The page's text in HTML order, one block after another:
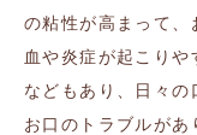
の粘性が高まって、
血や炎症が起こりや
などもあり、日々の
お口のトラブルがあ